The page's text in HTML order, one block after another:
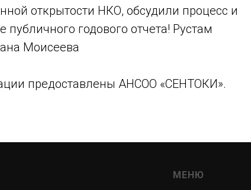
открытости НКО, обсудили процесс и
годового отчета! Рустам
Моисеева
предоставлены АНСОО «СЕНТОКИ».
МЕНЮ